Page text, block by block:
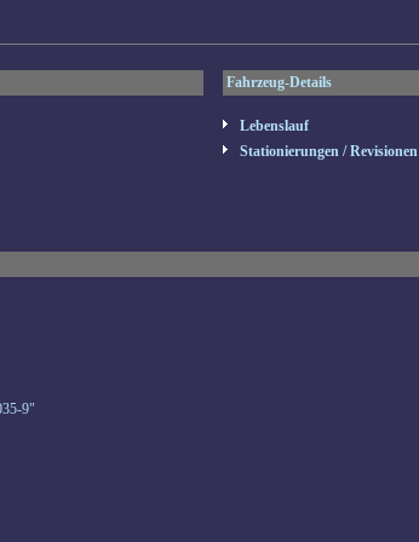
Fahrzeug-Details
Lebenslauf
Stationierungen / Revisionen
9"